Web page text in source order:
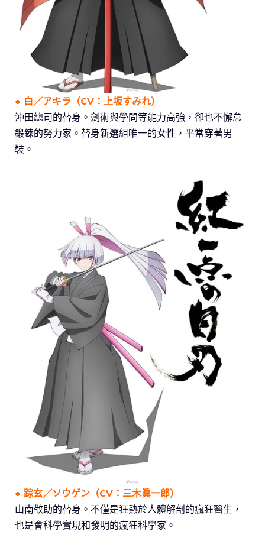
● 白／アキラ（CV：上坂すみれ）
沖田總司的替身。劍術與學問等能力高強，卻也不懈怠
鍛鍊的努力家。替身新選組唯一的女性，平常穿著男
裝。
● 踪玄／ソウゲン（CV：三木眞一郎）
山南敬助的替身。不僅是狂熱於人體解剖的瘋狂醫生，
也是會科學實現和發明的瘋狂科學家。